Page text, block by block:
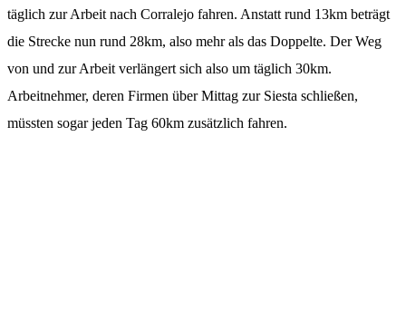
täglich zur Arbeit nach Corralejo fahren. Anstatt rund 13km beträgt
die Strecke nun rund 28km, also mehr als das Doppelte. Der Weg
von und zur Arbeit verlängert sich also um täglich 30km.
Arbeitnehmer, deren Firmen über Mittag zur Siesta schließen,
müssten sogar jeden Tag 60km zusätzlich fahren.